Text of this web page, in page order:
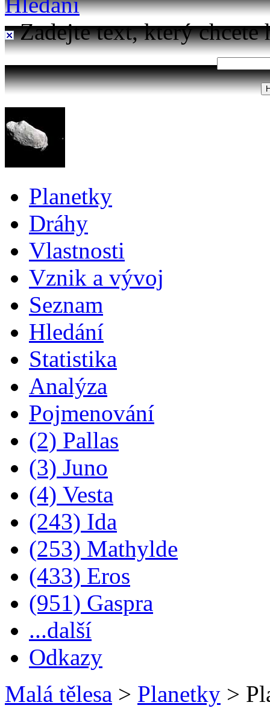
Zadejte text, který chcete
Planetky
Dráhy
Vlastnosti
Vznik a vývoj
Seznam
Hledání
Statistika
Analýza
Pojmenování
(2) Pallas
(3) Juno
(4) Vesta
(243) Ida
(253) Mathylde
(433) Eros
(951) Gaspra
...další
Odkazy
Malá tělesa > Planetky >